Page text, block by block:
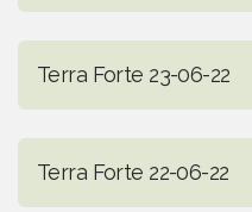
Terra Forte 23-06-22
Terra Forte 22-06-22